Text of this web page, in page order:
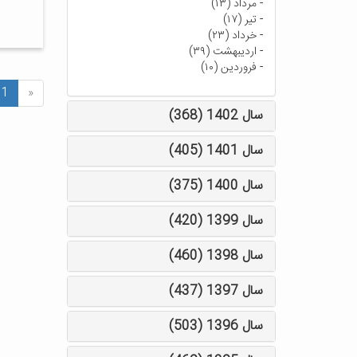
«
1
-مرداد (۱۳)
-تیر (۱۷)
-خرداد (۲۳)
- اردیبهشت (۳۹)
- فروردین (۱۰)
سال 1402 (368)
سال 1401 (405)
سال 1400 (375)
سال 1399 (420)
سال 1398 (460)
سال 1397 (437)
سال 1396 (503)